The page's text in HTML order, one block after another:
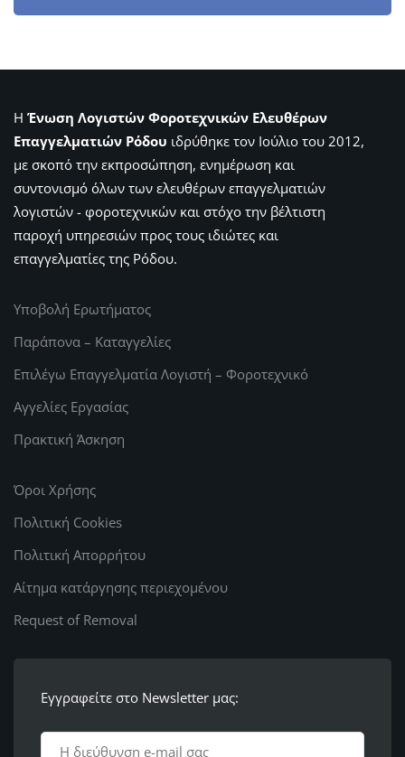
Η Ένωση Λογιστών Φοροτεχνικών Ελευθέρων
Επαγγελματιών Ρόδου ιδρύθηκε τον Ιούλιο του 2012,
με σκοπό την εκπροσώπηση, ενημέρωση και
συντονισμό όλων των ελευθέρων επαγγελματιών
λογιστών - φοροτεχνικών και στόχο την βέλτιστη
παροχή υπηρεσιών προς τους ιδιώτες και
επαγγελματίες της Ρόδου.
Υποβολή Ερωτήματος
Παράπονα – Καταγγελίες
Επιλέγω Επαγγελματία Λογιστή – Φοροτεχνικό
Αγγελίες Εργασίας
Πρακτική Άσκηση
Όροι Χρήσης
Πολιτική Cookies
Πολιτική Απορρήτου
Αίτημα κατάργησης περιεχομένου
Request of Removal
Εγγραφείτε στο Newsletter μας: